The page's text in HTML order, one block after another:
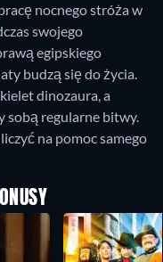
nocnego stróża w
swojego
egipskiego
budzą się do życia.
dinozaura, a
sobą regularne bitwy.
na pomoc samego